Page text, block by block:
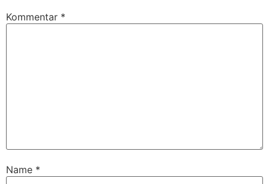
Kommentar *
Name *